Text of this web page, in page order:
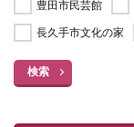
豊田市民芸館
長久手市文化の家
検索